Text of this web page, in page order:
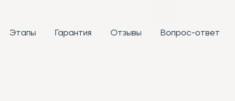
Этапы Гарантия Отзывы Вопрос-ответ